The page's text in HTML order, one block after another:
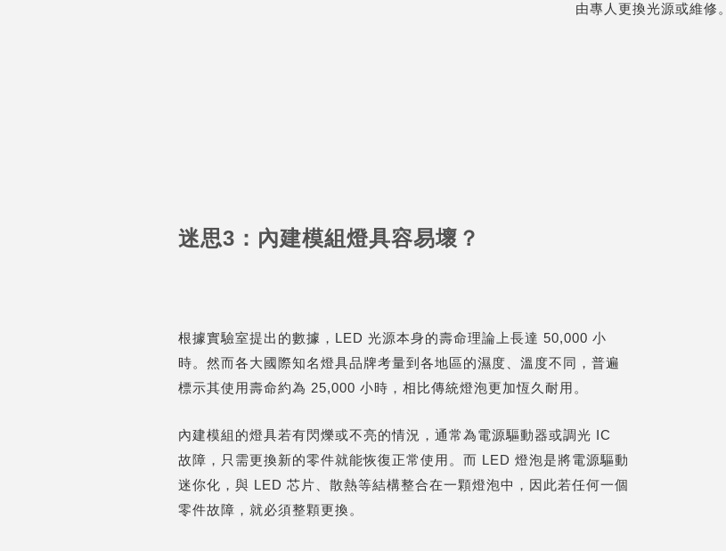
由專人更換光源或維修。
迷思3：內建模組燈具容易壞？
根據實驗室提出的數據，LED 光源本身的壽命理論上長達 50,000 小
時。然而各大國際知名燈具品牌考量到各地區的濕度、溫度不同，普遍
標示其使用壽命約為 25,000 小時，相比傳統燈泡更加恆久耐用。
內建模組的燈具若有閃爍或不亮的情況，通常為電源驅動器或調光 IC
故障，只需更換新的零件就能恢復正常使用。而 LED 燈泡是將電源驅動
迷你化，與 LED 芯片、散熱等結構整合在一顆燈泡中，因此若任何一個
零件故障，就必須整顆更換。